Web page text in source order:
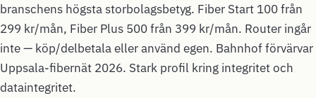
branschens högsta storbolagsbetyg. Fiber Start 100 från
299 kr/mån, Fiber Plus 500 från 399 kr/mån. Router ingår
inte — köp/delbetala eller använd egen. Bahnhof förvärvar
Uppsala-fibernät 2026. Stark profil kring integritet och
dataintegritet.